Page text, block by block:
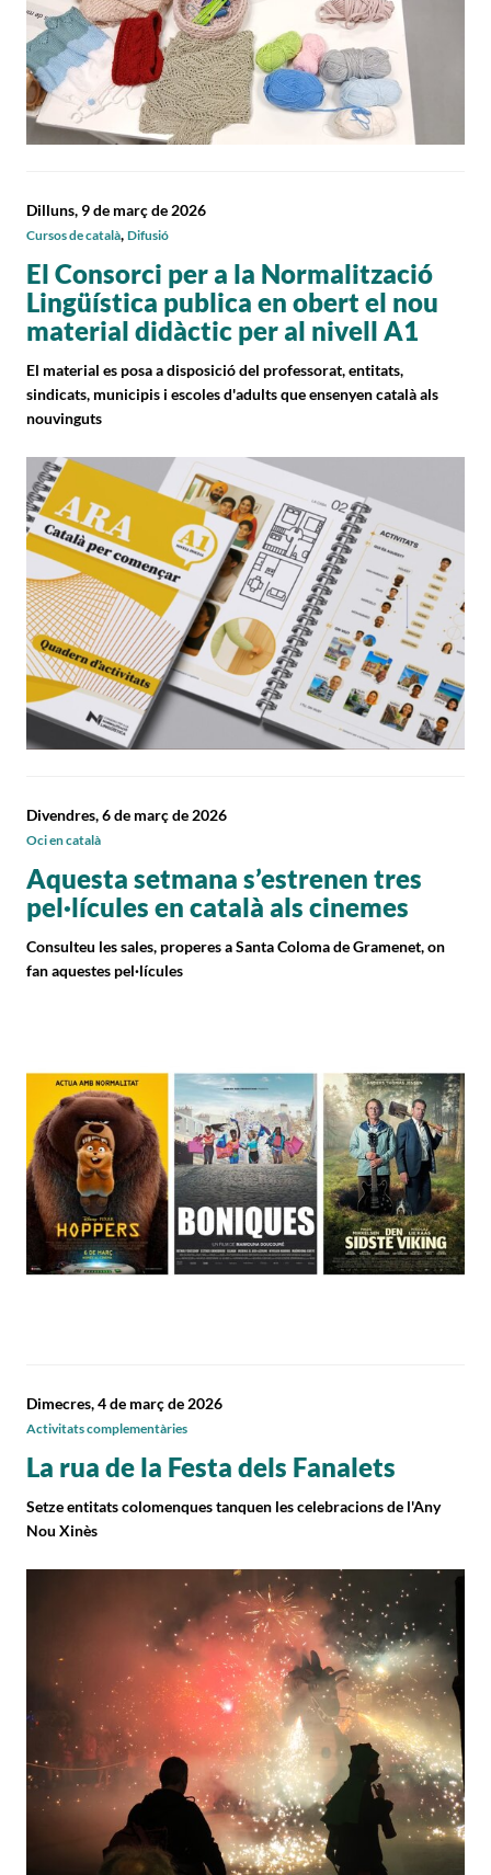
El Consorci per a la Normalització
Lingüística publica en obert el nou
material didàctic per al nivell A1
El material es posa a disposició del professorat, entitats,
sindicats, municipis i escoles d'adults que ensenyen català als
nouvinguts
Dilluns, 9 de març de 2026
Cursos de català, Difusió
Aquesta setmana s’estrenen tres
pel·lícules en català als cinemes
Consulteu les sales, properes a Santa Coloma de Gramenet, on
fan aquestes pel·lícules
Divendres, 6 de març de 2026
Oci en català
La rua de la Festa dels Fanalets
Setze entitats colomenques tanquen les celebracions de l'Any
Nou Xinès
Dimecres, 4 de març de 2026
Activitats complementàries